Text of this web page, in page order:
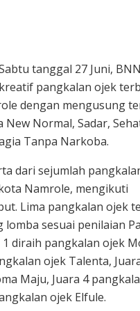
tanggal 27 Juni,
pangkalan ojek
dengan mengusung
New Normal, Sadar,
Tanpa Narkoba.
dari sejumlah
Namrole, mengikuti
Lima pangkalan ojek
lomba sesuai penilaian
1 diraih pangkalan ojek
ojek Talenta,
Maju, Juara 4
ojek Elfule.